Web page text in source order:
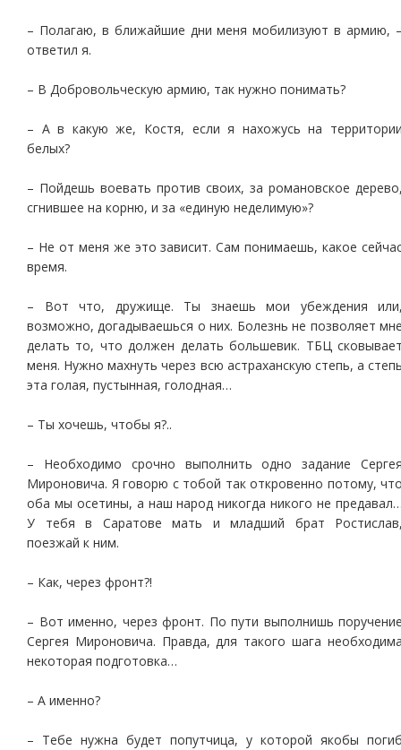
– Полагаю, в ближайшие дни меня мобилизуют в армию,
ответил я.
– В Добровольческую армию, так нужно понимать?
– А в какую же, Костя, если я нахожусь на
белых?
– Пойдешь воевать против своих, за романовское
сгнившее на корню, и за «единую неделимую»?
– Не от меня же это зависит. Сам понимаешь, какое
время.
– Вот что, дружище. Ты знаешь мои убеждения
возможно, догадываешься о них. Болезнь не позволяет
делать то, что должен делать большевик. ТБЦ
меня. Нужно махнуть через всю астраханскую степь, а
эта голая, пустынная, голодная…
– Ты хочешь, чтобы я?..
– Необходимо срочно выполнить одно задание
Мироновича. Я говорю с тобой так откровенно потому,
оба мы осетины, а наш народ никогда никого не
У тебя в Саратове мать и младший брат
поезжай к ним.
– Как, через фронт?!
– Вот именно, через фронт. По пути выполнишь
Сергея Мироновича. Правда, для такого шага
некоторая подготовка…
– А именно?
– Тебе нужна будет попутчица, у которой якобы